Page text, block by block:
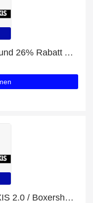
Die Gentleman Short Aktion und 26% Rabatt Ausverkauf
Bis zu 25% Rabatt auf BOXXIS 2.0 / Boxershorts Schwarz + zusätzliche 69-Rabatte